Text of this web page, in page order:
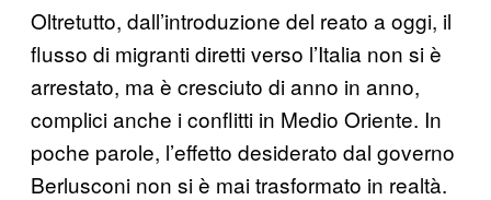
Oltretutto, dall’introduzione del reato a oggi, il
flusso di migranti diretti verso l’Italia non si è
arrestato, ma è cresciuto di anno in anno,
complici anche i conflitti in Medio Oriente. In
poche parole, l’effetto desiderato dal governo
Berlusconi non si è mai trasformato in realtà.